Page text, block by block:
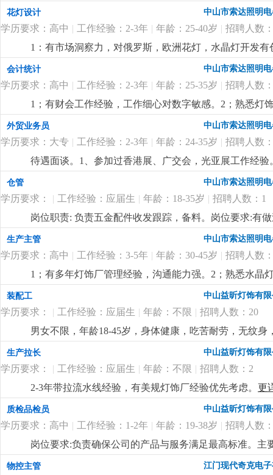
产品安全规定有一定的了解，能合理安排作业员的工作
详细
花灯设计 中山市索达照明
学历要求：高中 | 工作经验：2-3年 | 年龄：25-40岁 | 招聘人数
1：有市场洞察力，对俄罗斯，欧洲花灯，水晶灯开发
力。更详细...
会计统计 中山市索达照明
学历要求：高中 | 工作经验：2-3年 | 年龄：25-35岁 | 招聘人数
1；有财会工作经验，工作细心对数字敏感。2；熟悉灯
核算，懂看产品bom表。更详细...
外贸业务员 中山市索达照明
学历要求：大专 | 工作经验：2-3年 | 年龄：24-35岁 | 招聘人数
待遇面谈。1、参加过香港展、广交会，光亚展工作经
也有客户平台收入可观。更详细...
仓管 中山市索达照明
学历要求： | 工作经验：应届生 | 年龄：18-35岁 | 招聘人数：1
岗位职责: 负责五金配件收发跟踪，备料。岗位要求:有
生产主管 中山市索达照明
学历要求：高中 | 工作经验：3-5年 | 年龄：30-45岁 | 招聘人数
1；有多年灯饰厂管理经验，沟通能力强。2；熟悉水晶
付出精神，人品高尚。更详细...
装配工 中山益昕灯饰有
学历要求： | 工作经验：应届生 | 年龄：不限 | 招聘人数：20
男女不限，年龄18-45岁，身体健康，吃苦耐劳，无纹
扣水电费，全勤100元，满半年工龄奖50元，最高300元
生产拉长 中山益昕灯饰有
学历要求： | 工作经验：应届生 | 年龄：不限 | 招聘人数：2
2-3年带拉流水线经验，有美规灯饰厂经验优先考虑。 更
质检品检员 中山益昕灯饰有
学历要求：高中 | 工作经验：1-2年 | 年龄：19-38岁 | 招聘人数
岗位要求:负责确保公司的产品与服务满足最高标准。
质量达标。岗位要求：1. 高中及以上学历；2. 熟悉质量
真，具备较强的责任心；5. 良好的沟通能力，能与多个
物控主管 江门现代奇克电